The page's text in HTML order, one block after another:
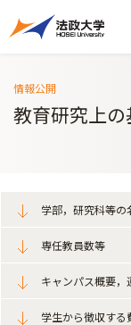
情報公開
教育研究上
学部，研究科等
専任教員数等
キャンパス概要
学生から徴収する